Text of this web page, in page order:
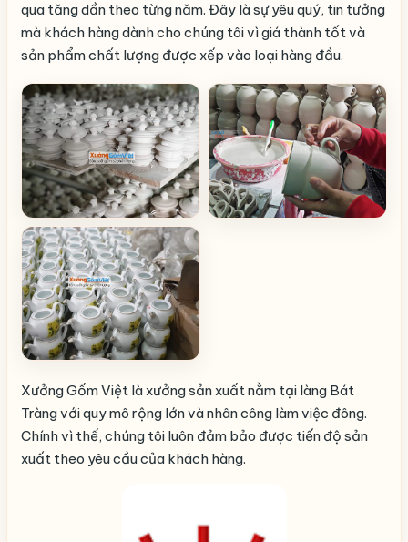
qua tăng dần theo từng năm. Đây là sự yêu quý, tin tưởng
mà khách hàng dành cho chúng tôi vì giá thành tốt và
sản phẩm chất lượng được xếp vào loại hàng đầu.
Xưởng Gốm Việt là xưởng sản xuất nằm tại làng Bát
Tràng với quy mô rộng lớn và nhân công làm việc đông.
Chính vì thế, chúng tôi luôn đảm bảo được tiến độ sản
xuất theo yêu cầu của khách hàng.